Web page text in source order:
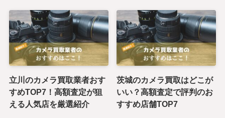
立川のカメラ買取業者おす
すめTOP7！高額査定が狙
える人気店を厳選紹介
茨城のカメラ買取はどこが
いい？高額査定で評判のお
すすめ店舗TOP7